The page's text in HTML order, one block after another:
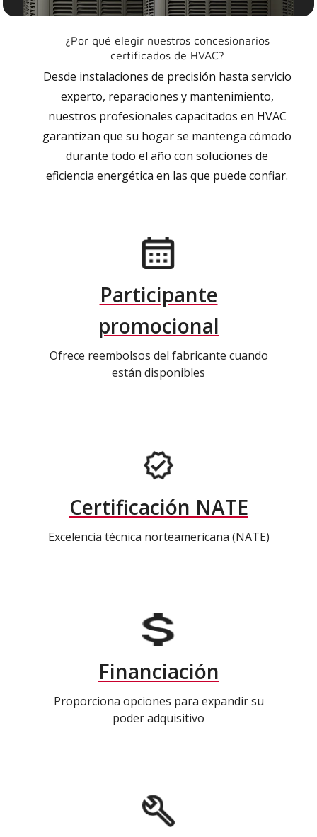
¿Por qué elegir nuestros concesionarios
certificados de HVAC?
Desde instalaciones de precisión hasta servicio
experto, reparaciones y mantenimiento,
nuestros profesionales capacitados en HVAC
garantizan que su hogar se mantenga cómodo
durante todo el año con soluciones de
eficiencia energética en las que puede confiar.
Participante
promocional
Ofrece reembolsos del fabricante cuando
están disponibles
Certificación NATE
Excelencia técnica norteamericana (NATE)
Financiación
Proporciona opciones para expandir su
poder adquisitivo